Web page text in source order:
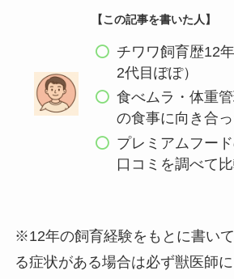
【この記事を書いた人】
チワワ飼育歴12
2代目ぽぽ）
食べムラ・体重
の食事に向き合
プレミアムフー
口コミを調べて
※12年の飼育経験をもとに書い
る症状がある場合は必ず獣医師